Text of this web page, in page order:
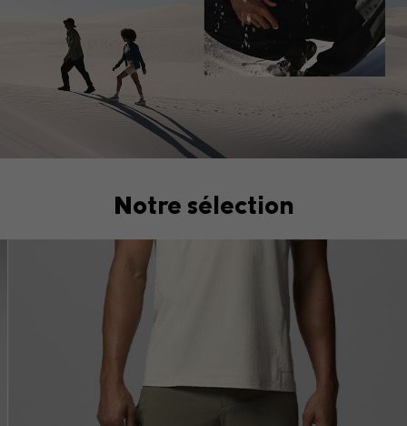
Votre adresse e-mail
S'inscrire Maintenant
Non merci
**Valable sur les articles non soldés et les commandes de plus de 120 €.
désabonnement figure dans chaque e-mail. Nous utiliserons votre adresse e-mail
pour vous envoyer des informations sur nos nouveaux articles, nos offres et nos
vous pouvez retirer votre consentement.
Notre sélection